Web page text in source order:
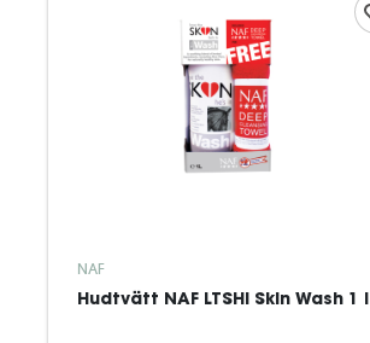
NAF
Hudtvätt NAF LTSHI Skin Wash 1 l